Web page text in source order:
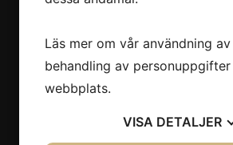
Klicka för vägbeskrivning
Öppettider
09:00 -
Läs mer om vår användning
behandling av
webbplats.
VISA DETALJER